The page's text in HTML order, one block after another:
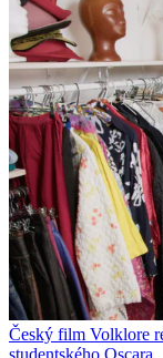
Český film Volklore
studentského Oscara